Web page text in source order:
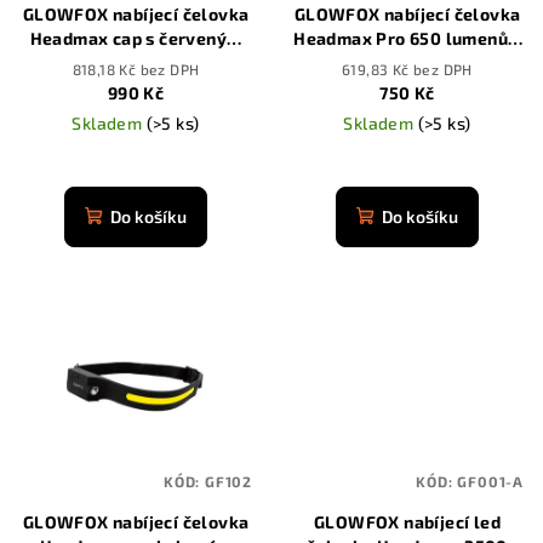
oGLOWFOX nabíjecí čelovka
Headmax cap s červeným
světlem
818,18 Kč bez DPH
990 Kč
Skladem (>5 ks)
Do košíku
GLOWFOX nabíjecí čelovka
Headmax Pro 650 lumenů s
pohybovým senzorem
619,83 Kč bez DPH
750 Kč
Skladem (>5 ks)
hodnocení
produktu
Do košíku
GLOWFOX nabíjecí čelovka
KÓD: GF102
GLOWFOX nabíjecí led
KÓD:GF001-A